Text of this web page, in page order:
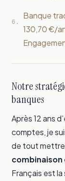
6.
Banque
130,70 €/
Notre
banques
Après 12 ans
comptes, je
de tout mettre
combinaison
Français est